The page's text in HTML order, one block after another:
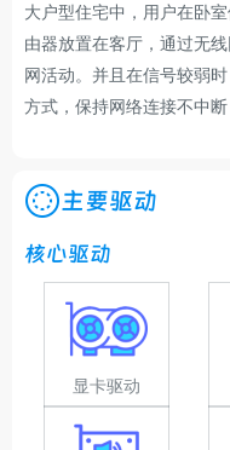
大户型住宅中，用户在卧
由器放置在客厅，通过无
网活动。并且在信号较弱
方式，保持网络连接不中
主要驱动
核心驱动
显卡驱动